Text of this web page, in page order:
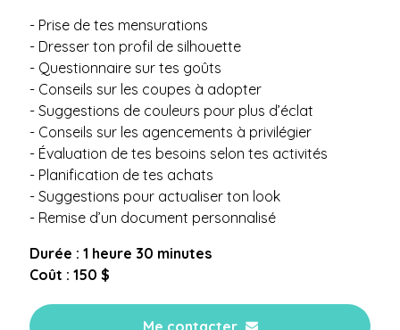
- Prise de tes mensurations
- Dresser ton profil de silhouette
- Questionnaire sur tes goûts
- Conseils sur les coupes à adopter
- Suggestions de couleurs pour plus d’éclat
- Conseils sur les agencements à privilégier
- Évaluation de tes besoins selon tes activités
- Planification de tes achats
- Suggestions pour actualiser ton look
- Remise d’un document personnalisé
Durée : 1 heure 30 minutes
Coût : 150 $
Me contacter